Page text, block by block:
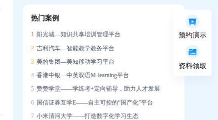
热门案例
1 阳光城—知识共享培训管理平台
2 吉利汽车—智能教学教务平台
3 美的集团—美知移动学习平台
4 香港中银—中英双语M-learning平台
5 赞赞学堂——学练考+定向辅导，助力人才发展
6 国信证券互学E——自主可控的“国产化”平台
7 小米清河大学——打造数字化学习生态
预约演示
资料领取